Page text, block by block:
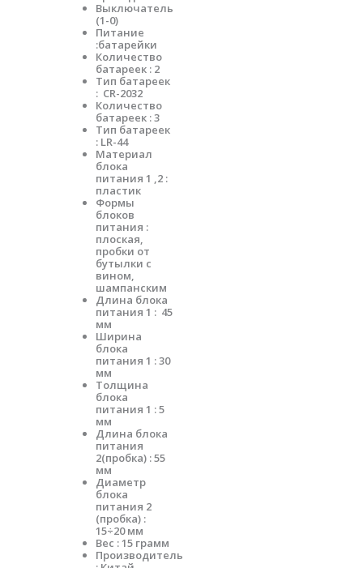
Выключатель
(1-0)
Питание
:батарейки
Количество
батареек : 2
Тип батареек
: CR-2032
Количество
батареек : 3
Тип батареек
: LR-44
Материал
блока
питания 1 ,2 :
пластик
Формы
блоков
питания :
плоская,
пробки от
бутылки с
вином,
шампанским
Длина блока
питания 1 : 45
мм
Ширина
блока
питания 1 : 30
мм
Толщина
блока
питания 1 : 5
мм
Длина блока
питания
2(пробка) : 55
мм
Диаметр
блока
питания 2
(пробка) :
15÷20 мм
Вес : 15 грамм
Производитель